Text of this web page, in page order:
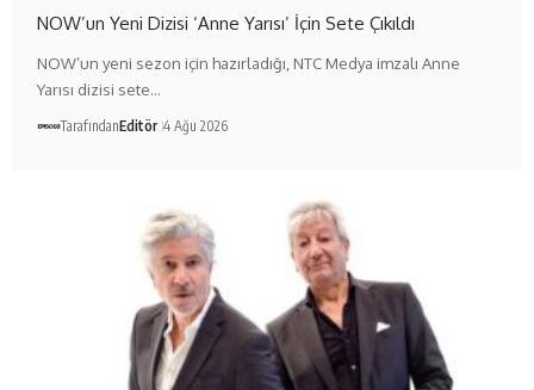
NOW’un Yeni Dizisi ‘Anne Yarısı’ İçin Sete Çıkıldı
NOW’un yeni sezon için hazırladığı, NTC Medya imzalı Anne
Yarısı dizisi sete…
TarafındanEditör 4 Ağu 2026